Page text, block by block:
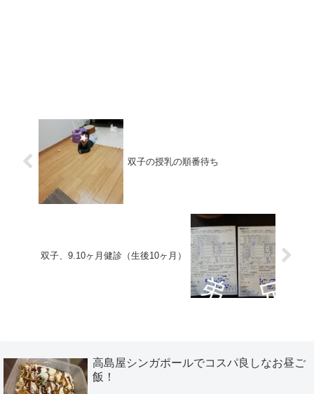
双子の授乳の順番待ち
双子、9.10ヶ月健診（生後10ヶ月）
高島屋シンガポールでコスパ良しなお昼ご
飯！